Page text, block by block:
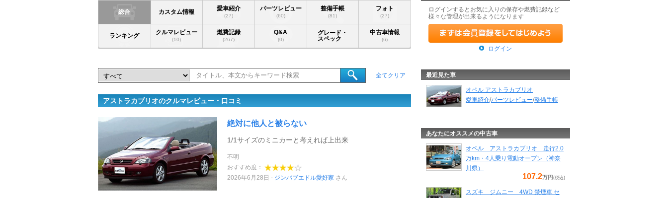
総合 カスタム情報
愛車紹介
(27)
パーツレビュー
(60)
整備手帳
(81)
フォト
(27)
ランキング
クルマレビュー
(10)
燃費記録
(267)
Q&A
(0)
グレード・
スペック
中古車情報
(6)
全てクリア
アストラカブリオのクルマレビュー・口コミ
絶対に他人と被らない
1/1サイズのミニカーと考えれば上出来
不明
おすすめ度：
2026年6月28日
ジンバブエドル愛好家 さん
ログインするとお気に入りの保存や燃費記録など
様々な管理が出来るようになります
ログイン
最近見た車
オペル アストラカブリオ
愛車紹介/パーツレビュー/整備手帳
あなたにオススメの中古車
オペル アストラカブリオ 走行2.0
万km・4人乗り電動オープン（神奈
川県）
107.2万円 (税込)
スズキ ジムニー 4WD 禁煙車 セ